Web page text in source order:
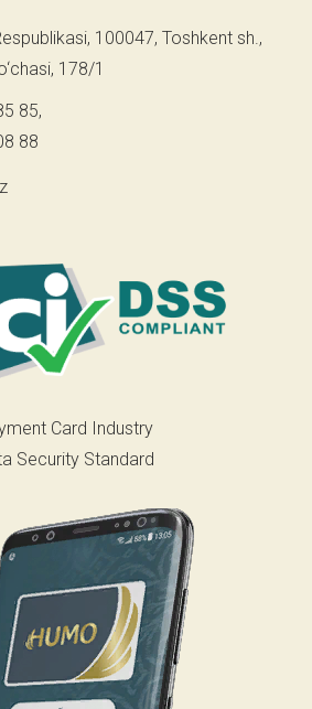
100047, Toshkent sh.,
178/1
85,
88
Card Industry
Security Standard